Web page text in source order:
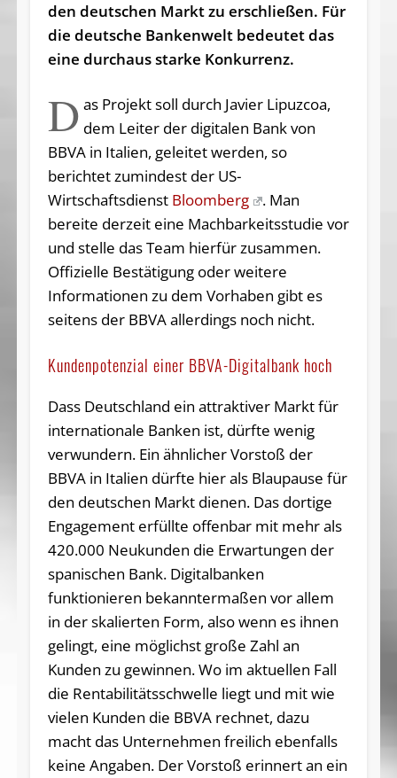
den deutschen Markt zu erschließen. Für
die deutsche Bankenwelt bedeutet das
eine durchaus starke Konkurrenz.
D as Projekt soll durch Javier Lipuzcoa,
dem Leiter der digitalen Bank von
BBVA in Italien, geleitet werden, so
berichtet zumindest der US-
Wirtschaftsdienst Bloomberg
. Man
bereite derzeit eine Machbarkeitsstudie vor
und stelle das Team hierfür zusammen.
Offizielle Bestätigung oder weitere
Informationen zu dem Vorhaben gibt es
seitens der BBVA allerdings noch nicht.
Kundenpotenzial einer BBVA-Digitalbank hoch
Dass Deutschland ein attraktiver Markt für
internationale Banken ist, dürfte wenig
verwundern. Ein ähnlicher Vorstoß der
BBVA in Italien dürfte hier als Blaupause für
den deutschen Markt dienen. Das dortige
Engagement erfüllte offenbar mit mehr als
420.000 Neukunden die Erwartungen der
spanischen Bank. Digitalbanken
funktionieren bekanntermaßen vor allem
in der skalierten Form, also wenn es ihnen
gelingt, eine möglichst große Zahl an
Kunden zu gewinnen. Wo im aktuellen Fall
die Rentabilitätsschwelle liegt und mit wie
vielen Kunden die BBVA rechnet, dazu
macht das Unternehmen freilich ebenfalls
keine Angaben. Der Vorstoß erinnert an ein